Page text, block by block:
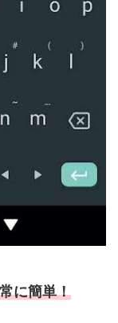
に簡単！